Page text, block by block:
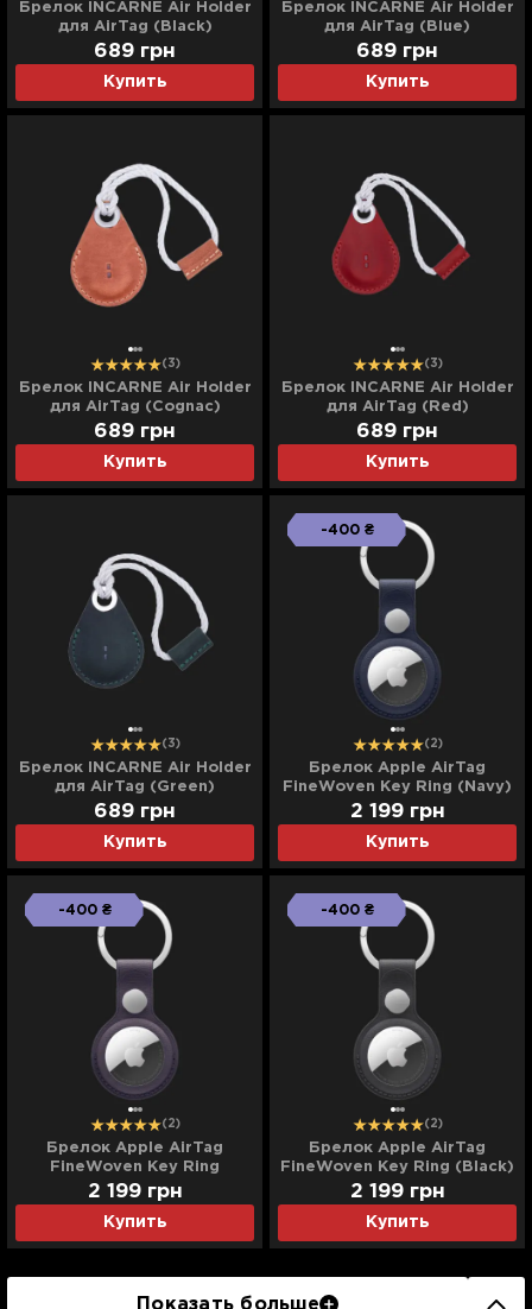
Брелок INCARNE Air Holder
для AirTag (Black)
Купить
689 грн
Брелок INCARNE Air Holder
для AirTag (Blue)
Купить
689 грн
(3)
Брелок INCARNE Air Holder
для AirTag (Cognac)
Купить
689 грн
(3)
Брелок INCARNE Air Holder
для AirTag (Red)
Купить
689 грн
(3)
Брелок INCARNE Air Holder
для AirTag (Green)
Купить
689 грн
-400 ₴
(2)
Брелок Apple AirTag
FineWoven Key Ring (Navy)
Купить
2 199 грн
-400 ₴
(2)
Брелок Apple AirTag
FineWoven Key Ring
(Midnight Purple)
Купить
2 199 грн
-400 ₴
(2)
Брелок Apple AirTag
FineWoven Key Ring (Black)
Купить
2 199 грн
Показать больше